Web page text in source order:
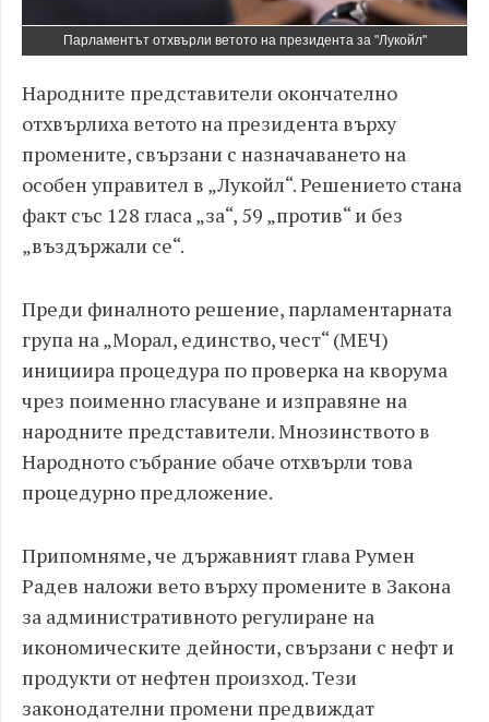
Парламентът отхвърли ветото на президента за "Лукойл"
Народните представители окончателно
отхвърлиха ветото на президента върху
промените, свързани с назначаването на
особен управител в „Лукойл“. Решението стана
факт със 128 гласа „за“, 59 „против“ и без
„въздържали се“.
Преди финалното решение, парламентарната
група на „Морал, единство, чест“ (МЕЧ)
инициира процедура по проверка на кворума
чрез поименно гласуване и изправяне на
народните представители. Мнозинството в
Народното събрание обаче отхвърли това
процедурно предложение.
Припомняме, че държавният глава Румен
Радев наложи вето върху промените в Закона
за административното регулиране на
икономическите дейности, свързани с нефт и
продукти от нефтен произход. Тези
законодателни промени предвиждат